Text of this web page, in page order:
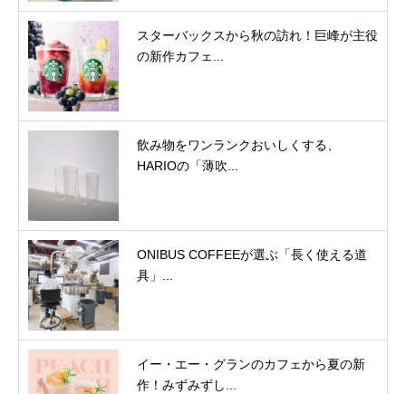
スターバックスから秋の訪れ！巨峰が主役
の新作カフェ...
飲み物をワンランクおいしくする、
HARIOの「薄吹...
ONIBUS COFFEEが選ぶ「長く使える道
具」...
イー・エー・グランのカフェから夏の新
作！みずみずし...